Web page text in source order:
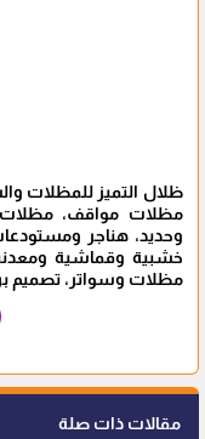
مظلات مواقف، مظلات
وحديد، هناجر
خشبية وقماشية
مظلات وسواتر، تصميم
مقالات ذات صلة